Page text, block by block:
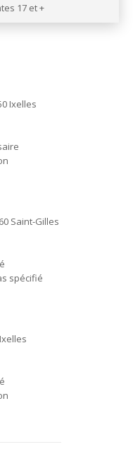
17 et +
Ixelles
Saint-Gilles
spécifié